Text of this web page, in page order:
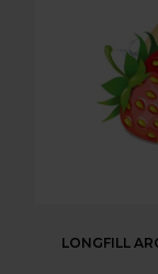
LONGFILL